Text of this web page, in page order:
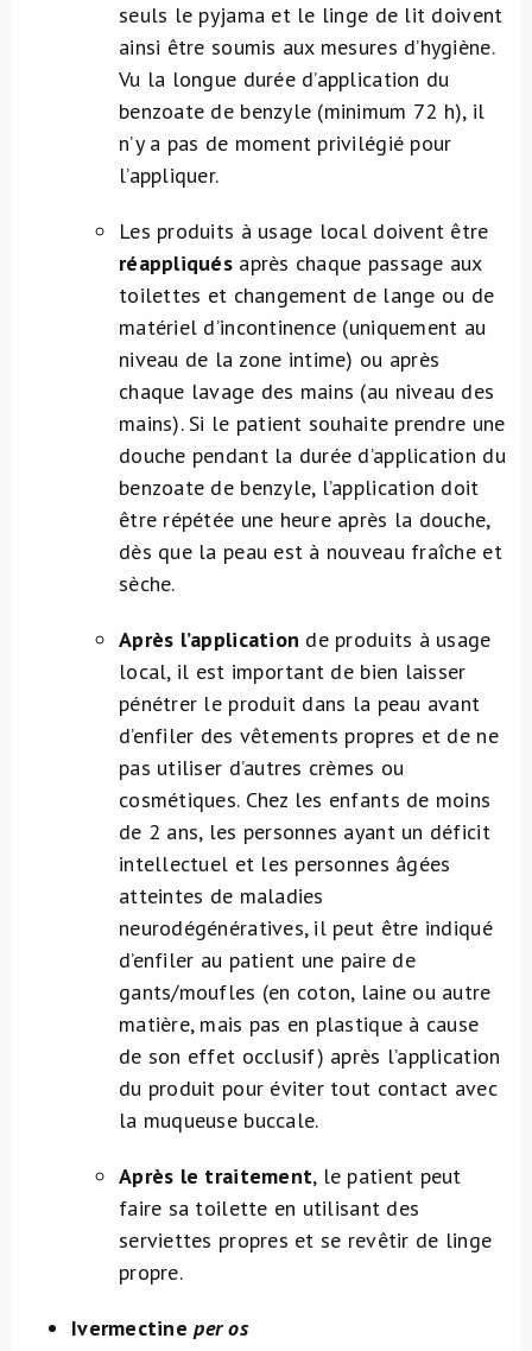
seuls le pyjama et le linge de lit doivent
ainsi être soumis aux mesures d’hygiène.
Vu la longue durée d’application du
benzoate de benzyle (minimum 72 h), il
n’y a pas de moment privilégié pour
l’appliquer.
Les produits à usage local doivent être
réappliquésaprès chaque passage aux
toilettes et changement de lange ou de
matériel d’incontinence (uniquement au
niveau de la zone intime) ou après
chaque lavage des mains (au niveau des
mains). Si le patient souhaite prendre une
douche pendant la durée d’application du
benzoate de benzyle, l’application doit
être répétée une heure après la douche,
dès que la peau est à nouveau fraîche et
sèche.
Après l’application de produits à usage
local, il est important de bien laisser
pénétrer le produit dans la peau avant
d’enfiler des vêtements propres et de ne
pas utiliser d’autres crèmes ou
cosmétiques. Chez les enfants de moins
de 2 ans, les personnes ayant un déficit
intellectuel et les personnes âgées
atteintes de maladies
neurodégénératives, il peut être indiqué
d’enfiler au patient une paire de
gants/moufles (en coton, laine ou autre
matière, mais pas en plastique à cause
de son effet occlusif) après l’application
du produit pour éviter tout contact avec
la muqueuse buccale.
Après le traitement, le patient peut
faire sa toilette en utilisant des
serviettes propres et se revêtir de linge
propre.
Ivermectineper os